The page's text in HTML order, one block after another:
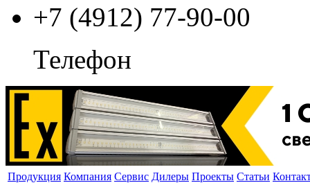
+7 (4912) 77-90-00
Телефон
Продукция Компания Сервис Дилеры Проекты Статьи